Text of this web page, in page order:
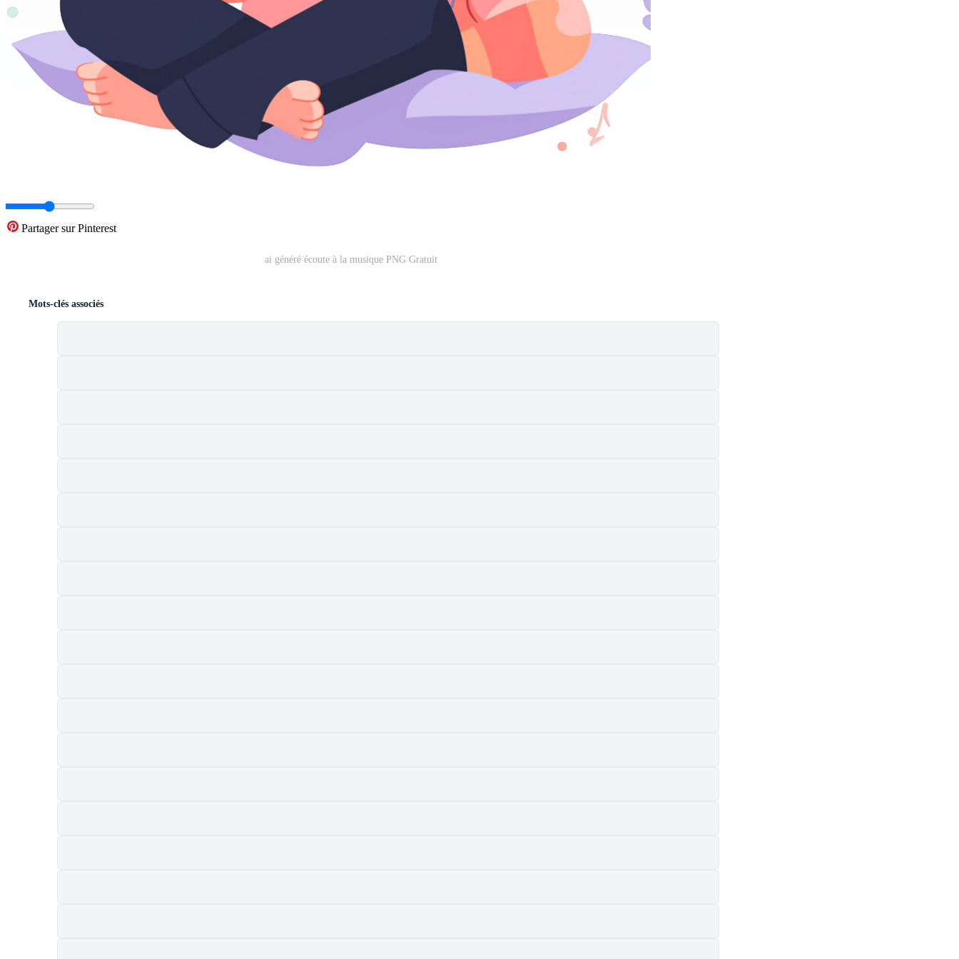
Partager sur Pinterest
ai généré écoute à la musique PNG Gratuit
Mots-clés associés